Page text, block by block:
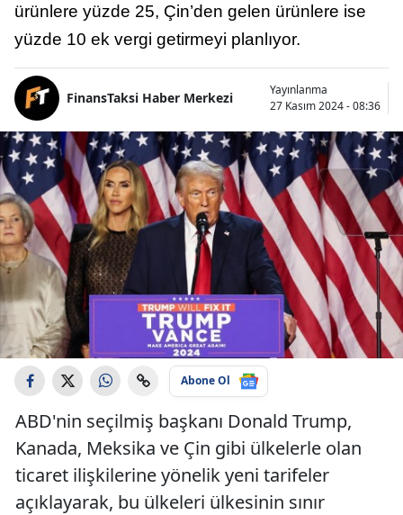
ürünlere yüzde 25, Çin’den gelen ürünlere ise
yüzde 10 ek vergi getirmeyi planlıyor.
FinansTaksi Haber Merkezi
Yayınlanma
27 Kasım 2024 - 08:36
Abone Ol
ABD'nin seçilmiş başkanı Donald Trump,
Kanada, Meksika ve Çin gibi ülkelerle olan
ticaret ilişkilerine yönelik yeni tarifeler
açıklayarak, bu ülkeleri ülkesinin sınır